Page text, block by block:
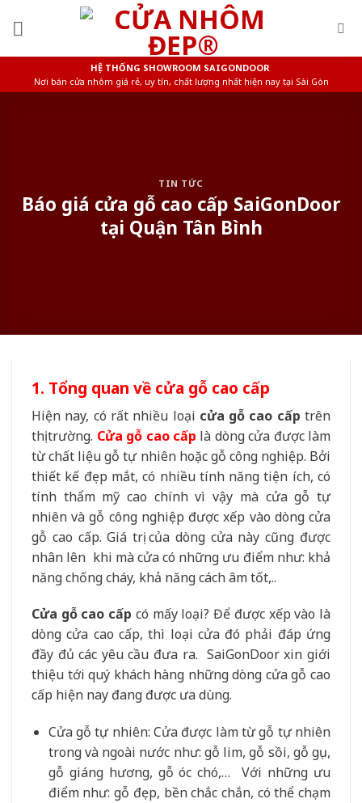
HỆ THỐNG SHOWROOM SAIGONDOOR
Nơi bán cửa nhôm giá rẻ, uy tín, chất lượng nhất hiện nay tại Sài Gòn
TIN TỨC
Báo giá cửa gỗ cao cấp SaiGonDoor
tại Quận Tân Bình
1. Tổng quan về cửa gỗ cao cấp
Hiện nay, có rất nhiều loại cửa gỗ cao cấp trên
thị trường. Cửa gỗ cao cấp là dòng cửa được làm
từchất liệu gỗ tự nhiên hoặc gỗ công nghiệp. Bởi
thiết kế đẹp mắt, có nhiều tính năng tiện ích, có
tính thẩm mỹ cao chính vì vậy mà cửa gỗ tự
nhiên và gỗ công nghiệp được xếp vào dòng cửa
gỗ cao cấp. Giá trị của dòng cửa này cũng được
nhân lên khi mà cửa có những ưu điểm như: khả
năng chống cháy, khả năng cách âm tốt,..
Cửa gỗ cao cấp có mấy loại? Để được xếp vào là
dòng cửa cao cấp, thì loại cửa đó phải đáp ứng
đầy đủ các yêu cầu đưa ra. SaiGonDoor xin giới
thiệu tới quý khách hàng những dòng cửa gỗ cao
cấp hiện nay đang được ưa dùng.
Cửa gỗ tự nhiên: Cửa được làm từ gỗ tự nhiên
trong và ngoài nước như: gỗ lim, gỗ sồi, gỗ gụ,
gỗ giáng hương, gỗ óc chó,… Với những ưu
điểm như: gỗ đẹp, bền chắc chắn, có thể chạm